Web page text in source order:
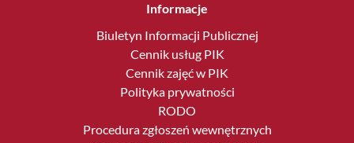
Informacje
Biuletyn Informacji Publicznej
Cennik usług PIK
Cennik zajęć w PIK
Polityka prywatności
RODO
Procedura zgłoszeń wewnętrznych